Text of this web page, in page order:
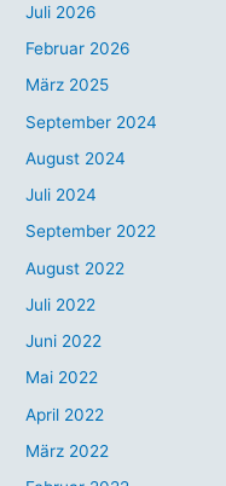
Juli 2026
Februar 2026
März 2025
September 2024
August 2024
Juli 2024
September 2022
August 2022
Juli 2022
Juni 2022
Mai 2022
April 2022
März 2022